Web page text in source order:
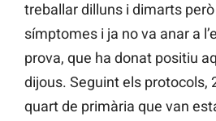
treballar dilluns i dimarts
símptomes i ja no va anar a
prova, que ha donat positiu
dijous. Seguint els protocols,
quart de primària que van